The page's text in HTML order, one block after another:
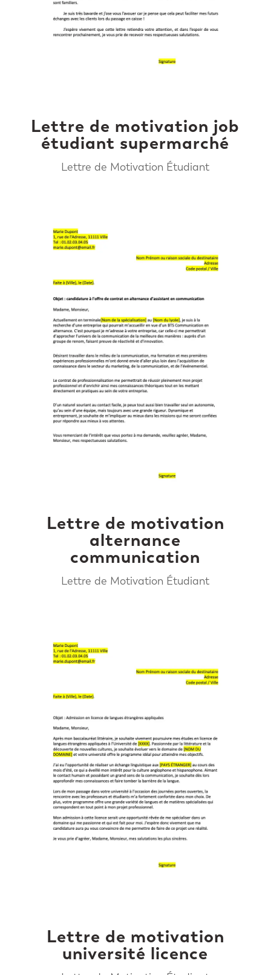
Lettre de motivation job
étudiant supermarché
Lettre de Motivation Étudiant
Lettre de motivation
alternance
communication
Lettre de Motivation Étudiant
Lettre de motivation
université licence